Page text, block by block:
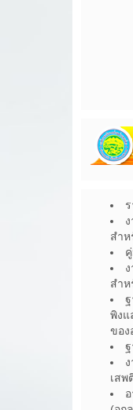
สำ
สำ
พิงแ
ของ
เส